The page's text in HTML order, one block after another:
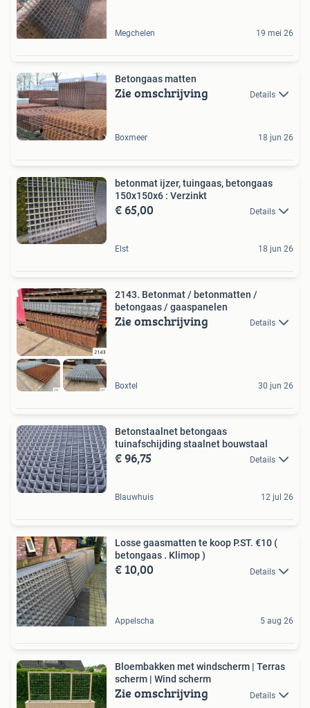
Megchelen 19 mei 26
Betongaas matten
Zie omschrijving Details
Boxmeer 18 jun 26
betonmat ijzer, tuingaas, betongaas
150x150x6 : Verzinkt
€ 65,00 Details
Elst 18 jun 26
2143. Betonmat / betonmatten /
betongaas / gaaspanelen
Zie omschrijving Details
Boxtel 30 jun 26
Betonstaalnet betongaas
tuinafschijding staalnet bouwstaal
€ 96,75 Details
Blauwhuis 12 jul 26
Losse gaasmatten te koop P.ST. €10 (
betongaas . Klimop )
€ 10,00 Details
Appelscha 5 aug 26
Bloembakken met windscherm | Terras
scherm | Wind scherm
Zie omschrijving Details